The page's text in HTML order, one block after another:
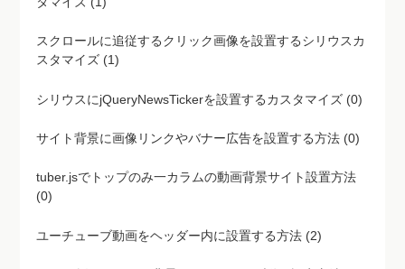
スクロールに追従するクリック画像を設置するシリウスカ
スタマイズ (1)
シリウスにjQueryNewsTickerを設置するカスタマイズ (0)
サイト背景に画像リンクやバナー広告を設置する方法 (0)
tuber.jsでトップのみ一カラムの動画背景サイト設置方法
(0)
ユーチューブ動画をヘッダー内に設置する方法 (2)